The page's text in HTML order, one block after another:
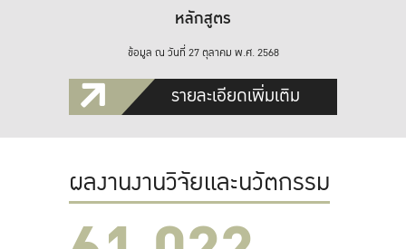
หลักสูตร
ข้อมูล ณ วันที่ 27 ตุลาคม พ.ศ. 2568
รายละเอียดเพิ่มเติม
ผลงานงานวิจัยและนวัตกรรม